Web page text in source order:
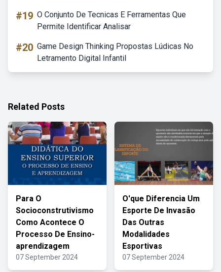
#19 O Conjunto De Tecnicas E Ferramentas Que
Permite Identificar Analisar
#20 Game Design Thinking Propostas Lúdicas No
Letramento Digital Infantil
Related Posts
Para O
Socioconstrutivismo
Como Acontece O
Processo De Ensino-
aprendizagem
07 September 2024
O'que Diferencia Um
Esporte De Invasão
Das Outras
Modalidades
Esportivas
07 September 2024